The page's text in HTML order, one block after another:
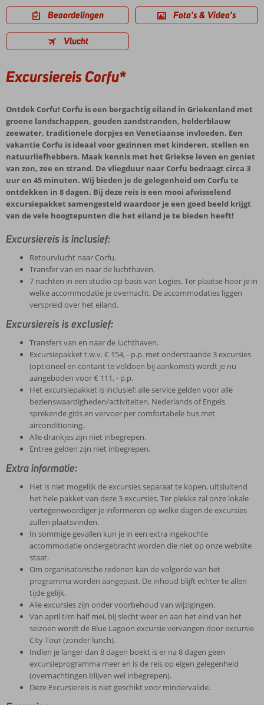
Beoordelingen Foto's & Video's
Vlucht
Excursiereis Corfu*
Ontdek Corfu! Corfu is een bergachtig eiland in Griekenland met
groene landschappen, gouden zandstranden, helderblauw
zeewater, traditionele dorpjes en Venetiaanse invloeden. Een
vakantie Corfu is ideaal voor gezinnen met kinderen, stellen en
natuurliefhebbers. Maak kennis met het Griekse leven en geniet
van zon, zee en strand. De vliegduur naar Corfu bedraagt circa 3
uur en 45 minuten. Wij bieden je de gelegenheid om Corfu te
ontdekken in 8 dagen. Bij deze reis is een mooi afwisselend
excursiepakket samengesteld waardoor je een goed beeld krijgt
van de vele hoogtepunten die het eiland je te bieden heeft!
Excursiereis is inclusief:
Retourvlucht naar Corfu.
Transfer van en naar de luchthaven.
7 nachten in een studio op basis van Logies. Ter plaatse hoor je in
welke accommodatie je overnacht. De accommodaties liggen
verspreid over het eiland.
Excursiereis is exclusief:
Transfers van en naar de luchthaven.
Excursiepakket t.w.v. € 154, - p.p. met onderstaande 3 excursies
(optioneel en contant te voldoen bij aankomst) wordt je nu
aangeboden voor € 111, - p.p.
Het excursiepakket is inclusief: alle service gelden voor alle
bezienswaardigheden/activiteiten, Nederlands of Engels
sprekende gids en vervoer per comfortabele bus met
airconditioning.
Alle drankjes zijn niet inbegrepen.
Entree gelden zijn niet inbegrepen.
Extra informatie:
Het is niet mogelijk de excursies separaat te kopen, uitsluitend
het hele pakket van deze 3 excursies. Ter plekke zal onze lokale
vertegenwoordiger je informeren op welke dagen de excursies
zullen plaatsvinden.
In sommige gevallen kun je in een extra ingekochte
accommodatie ondergebracht worden die niet op onze website
staat.
Om organisatorische redenen kan de volgorde van het
programma worden aangepast. De inhoud blijft echter te allen
tijde gelijk.
Alle excursies zijn onder voorbehoud van wijzigingen.
Van april t/m half mei, bij slecht weer en aan het eind van het
seizoen wordt de Blue Lagoon excursie vervangen door excursie
City Tour (zonder lunch).
Indien je langer dan 8 dagen boekt is er na 8 dagen geen
excursieprogramma meer en is de reis op eigen gelegenheid
(overnachtingen blijven wel inbegrepen).
Deze Excursiereis is niet geschikt voor mindervalide.